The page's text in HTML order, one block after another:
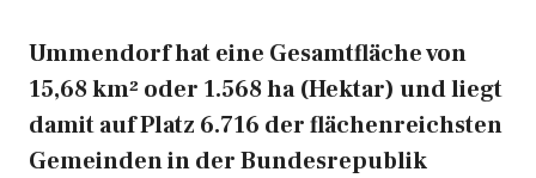
Ummendorf hat eine Gesamtfläche von
15,68 km² oder 1.568 ha (Hektar) und liegt
damit auf Platz 6.716 der flächenreichsten
Gemeinden in der Bundesrepublik